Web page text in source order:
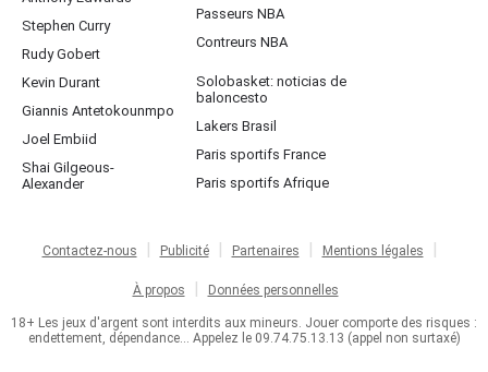
Stephen Curry
Rudy Gobert
Kevin Durant
Giannis Antetokounmpo
Joel Embiid
Shai Gilgeous-
Alexander
Passeurs NBA
Contreurs NBA
Solobasket: noticias de
baloncesto
Lakers Brasil
Paris sportifs France
Paris sportifs Afrique
Contactez-nous Publicité Partenaires Mentions légales
À propos Données personnelles
18+ Les jeux d'argent sont interdits aux mineurs. Jouer comporte des risques :
endettement, dépendance... Appelez le 09.74.75.13.13 (appel non surtaxé)